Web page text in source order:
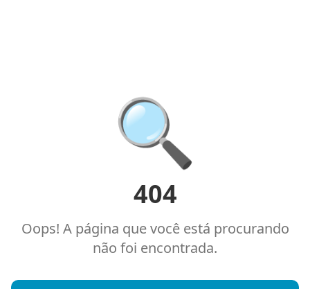
🔍
404
Oops! A página que você está procurando
não foi encontrada.